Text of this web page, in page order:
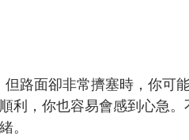
路面卻非常擠塞時，你可
利，你也容易會感到心急。
。